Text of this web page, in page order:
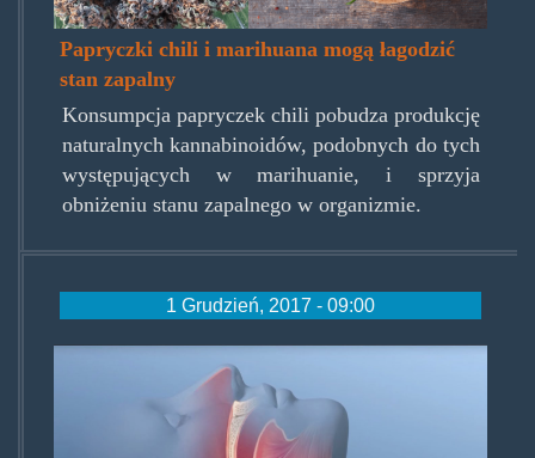
Papryczki chili i marihuana mogą łagodzić
stan zapalny
Konsumpcja papryczek chili pobudza produkcję
naturalnych kannabinoidów, podobnych do tych
występujących w marihuanie, i sprzyja
obniżeniu stanu zapalnego w organizmie.
1 Grudzień, 2017 - 09:00